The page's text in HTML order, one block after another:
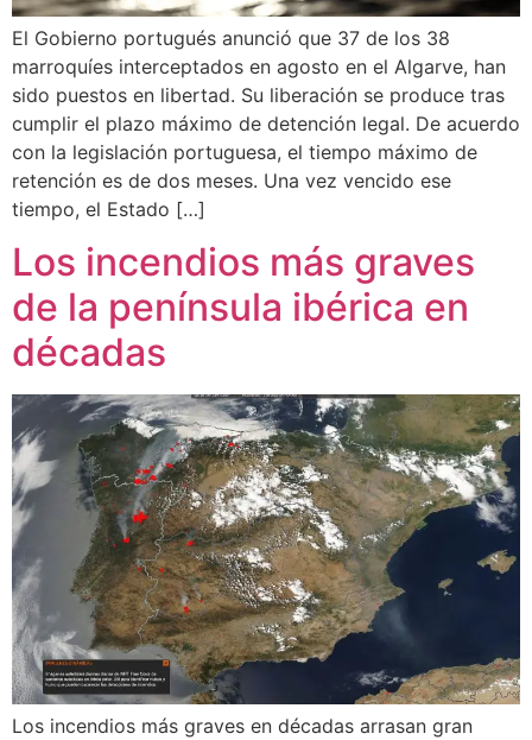
El Gobierno portugués anunció que 37 de los 38
marroquíes interceptados en agosto en el Algarve, han
sido puestos en libertad. Su liberación se produce tras
cumplir el plazo máximo de detención legal. De acuerdo
con la legislación portuguesa, el tiempo máximo de
retención es de dos meses. Una vez vencido ese
tiempo, el Estado […]
Los incendios más graves
de la península ibérica en
décadas
Los incendios más graves en décadas arrasan gran